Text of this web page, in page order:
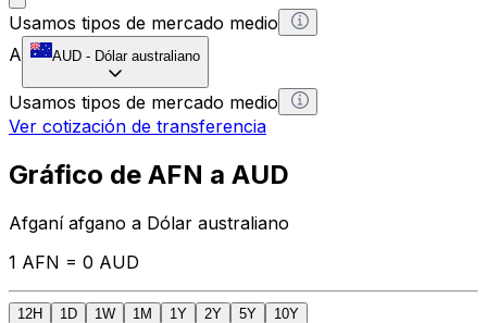
Usamos tipos de mercado medio
A
AUD - Dólar australiano
Usamos tipos de mercado medio
Ver cotización de transferencia
Gráfico de AFN a AUD
Afganí afgano a Dólar australiano
1 AFN = 0 AUD
12H 1D 1W 1M 1Y 2Y 5Y 10Y